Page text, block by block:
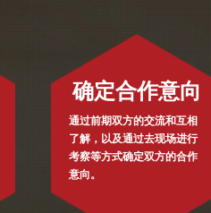
确定合作意向
通过前期双方的交流和互相
了解，以及通过去现场进行
考察等方式确定双方的合作
意向。